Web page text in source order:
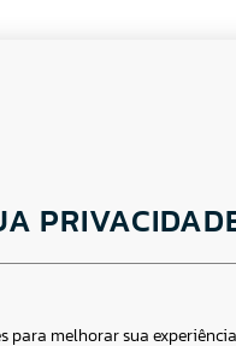
Lima, 1779 – 5o
Paulo/ SP – CEP:
para melhorar sua